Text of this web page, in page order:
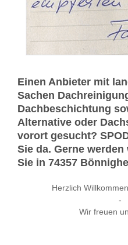
Einen Anbieter mit
Sachen
Dachbeschichtung
Alternative oder
vorort gesucht?
Sie da. Gerne
Sie in 74357
Herzlich
-
Wir freuen